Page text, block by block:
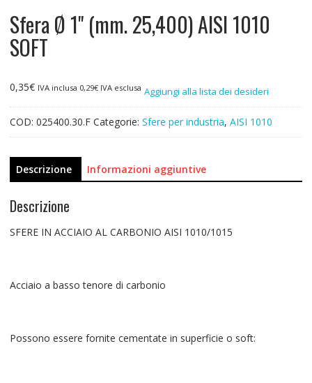
Sfera Ø 1" (mm. 25,400) AISI 1010
SOFT
0,35€ IVA inclusa 0,29€IVA esclusa Aggiungi alla lista dei desideri
COD: 025400.30.F Categorie: Sfere per industria, AISI 1010
Descrizione Informazioni aggiuntive
Descrizione
SFERE IN ACCIAIO AL CARBONIO AISI 1010/1015
Acciaio a basso tenore di carbonio
Possono essere fornite cementate in superficie o soft: